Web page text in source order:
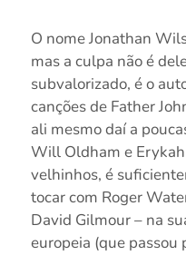
O nome Jonathan
mas a culpa não é
subvalorizado, é o
canções de Father
ali mesmo daí a
Will Oldham e
velhinhos, é
tocar com Roger
David Gilmour – na
europeia (que passou